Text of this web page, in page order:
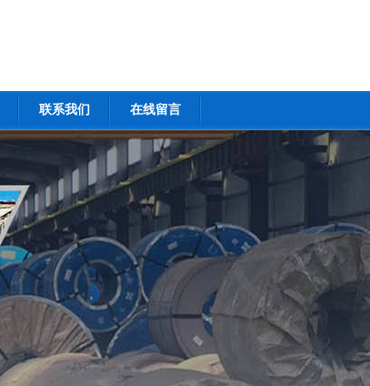
联系我们 在线留言